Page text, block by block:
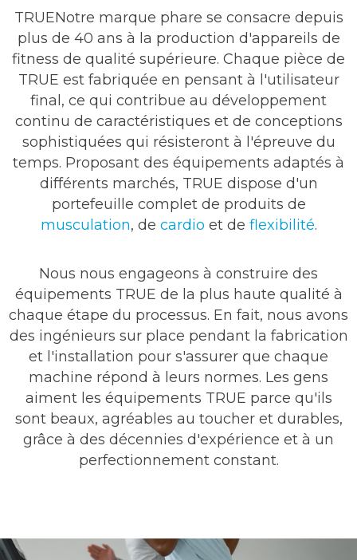
TRUENotre marque phare se consacre depuis
plus de 40 ans à la production d'appareils de
fitness de qualité supérieure. Chaque pièce de
TRUE est fabriquée en pensant à l'utilisateur
final, ce qui contribue au développement
continu de caractéristiques et de conceptions
sophistiquées qui résisteront à l'épreuve du
temps. Proposant des équipements adaptés à
différents marchés, TRUE dispose d'un
portefeuille complet de produits de
musculation, de cardio et de flexibilité.
Nous nous engageons à construire des
équipements TRUE de la plus haute qualité à
chaque étape du processus. En fait, nous avons
des ingénieurs sur place pendant la fabrication
et l'installation pour s'assurer que chaque
machine répond à leurs normes. Les gens
aiment les équipements TRUE parce qu'ils
sont beaux, agréables au toucher et durables,
grâce à des décennies d'expérience et à un
perfectionnement constant.